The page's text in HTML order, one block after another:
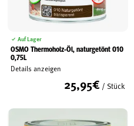
Auf Lager
OSMO Thermoholz-Öl, naturgetönt 010
0,75L
Details anzeigen
25,95€ / Stück